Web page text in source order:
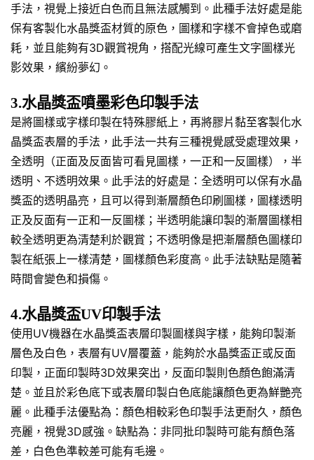
手法，視覺上接近白色而且無法感觸到。此種手法好處是能
保有客製化水晶獎盃材質的原色，圖樣和字樣不會掉色或磨
耗，並且能夠有3D觀賞視角，搭配光線可產生文字圖樣光
影效果，繽紛夢幻。
3.水晶獎盃噴墨彩色印製手法
是將圖樣或字樣印製在特殊膠紙上，再將膠片黏至客製化水
晶獎盃表層的手法，此手法一共有三種視覺感受處理效果，
全透明（正面及反面皆可看見圖樣，一正和一反圖樣），半
透明、不透明效果。此手法的好處是：全透明可以保有水晶
獎盃的透明晶亮，且可以得到漸層顏色印刷圖樣，圖樣透明
正及反面有一正和一反圖樣；半透明能讓印製的漸層圖樣相
較全透明更為清楚利於觀賞；不透明像是把漸層顏色圖樣印
製在紙張上一樣清楚，圖樣顏色彩度高。此手法缺點是隨著
時間會變色和損傷。
4.水晶獎盃UV印製手法
使用UV機器在水晶獎盃表層印製圖樣與字樣，能夠印製漸
層色及白色，表層有UV層覆蓋，能夠於水晶獎盃正或反面
印製，正面印製時3D效果突出，反面印製則色顏色飽滿清
楚。並且於彩色底下或表層印製白色底能讓顏色更為鮮艷亮
麗。此種手法優點為：顏色相較彩色印製手法更耐久，顏色
亮麗，視覺3D感強。缺點為：非同批印製時可能有顏色落
差，白色色準較差可能有毛邊。